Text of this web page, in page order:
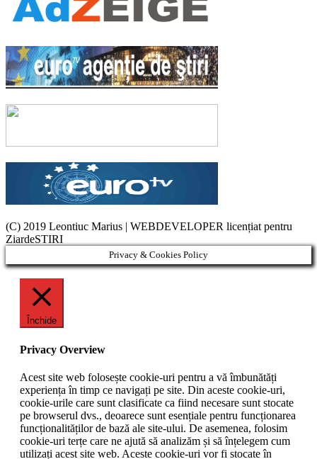
(C) 2019 Leontiuc Marius | WEBDEVELOPER licențiat pentru
ZiardeSTIRI
Privacy & Cookies Policy
Închide
Privacy Overview
Acest site web folosește cookie-uri pentru a vă îmbunătăți
experiența în timp ce navigați pe site. Din aceste cookie-uri,
cookie-urile care sunt clasificate ca fiind necesare sunt stocate
pe browserul dvs., deoarece sunt esențiale pentru funcționarea
funcționalităților de bază ale site-ului. De asemenea, folosim
cookie-uri terțe care ne ajută să analizăm și să înțelegem cum
utilizați acest site web. Aceste cookie-uri vor fi stocate în